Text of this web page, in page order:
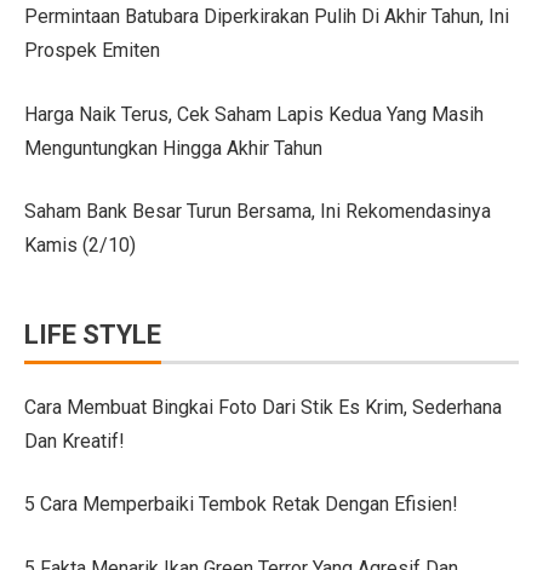
Persaingan BMW dan Mercedes-Benz Hadapi Bebas
Citroen C3 Sport dan Jeep Gladiator Meluncur di
Uji Coba Mobil SUV JAECOO J8 SHS ARDIS di
Jeep Gladiator Sport Tampil di GIIAS Bandung 2025
GIIAS Bandung 2025: Konsistensi 54 Tahun Toyota
10 Model Batu Alam Dinding Minimalis Terbaru
Cara Membuat Bingkai Foto dari Stik Es Krim,
Permintaan Batubara Diperkirakan Pulih Di Akhir Tahun, Ini
Prospek Emiten
Harga Naik Terus, Cek Saham Lapis Kedua Yang Masih
Menguntungkan Hingga Akhir Tahun
Saham Bank Besar Turun Bersama, Ini Rekomendasinya
Kamis (2/10)
LIFE STYLE
Cara Membuat Bingkai Foto Dari Stik Es Krim, Sederhana
Dan Kreatif!
5 Cara Memperbaiki Tembok Retak Dengan Efisien!